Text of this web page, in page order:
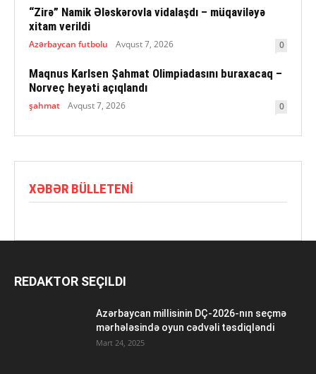
“Zirə” Namik Ələskərovla vidalaşdı – müqaviləyə
xitam verildi
Azərbaycan futbolu Avqust 7, 2026 0
Maqnus Karlsen Şahmat Olimpiadasını buraxacaq –
Norveç heyəti açıqlandı
şahmat Avqust 7, 2026 0
XƏBƏR BÜLLETENI
REDAKTOR SEÇILDI
Azərbaycan millisinin DÇ-2026-nın seçmə
mərhələsində oyun cədvəli təsdiqləndi
Mart 24, 2025